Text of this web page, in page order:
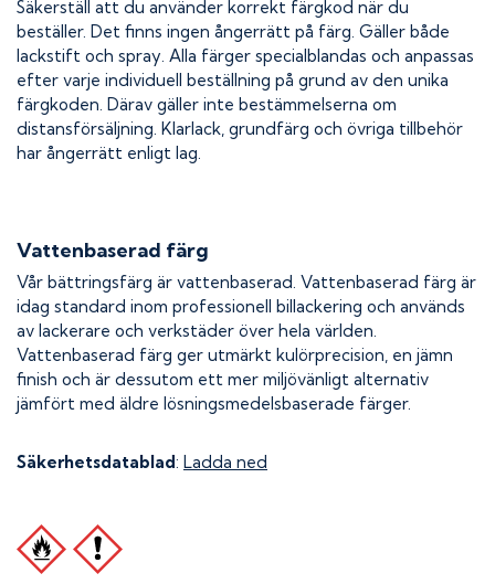
Säkerställ att du använder korrekt färgkod när du
beställer. Det finns ingen ångerrätt på färg. Gäller både
lackstift och spray. Alla färger specialblandas och anpassas
efter varje individuell beställning på grund av den unika
färgkoden. Därav gäller inte bestämmelserna om
distansförsäljning. Klarlack, grundfärg och övriga tillbehör
har ångerrätt enligt lag.
Vattenbaserad färg
Vår bättringsfärg är vattenbaserad. Vattenbaserad färg är
idag standard inom professionell billackering och används
av lackerare och verkstäder över hela världen.
Vattenbaserad färg ger utmärkt kulörprecision, en jämn
finish och är dessutom ett mer miljövänligt alternativ
jämfört med äldre lösningsmedelsbaserade färger.
Säkerhetsdatablad: Ladda ned